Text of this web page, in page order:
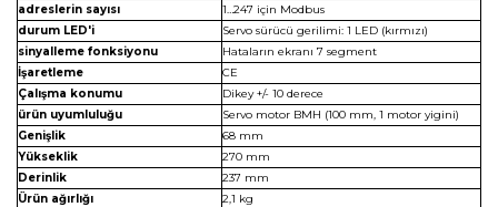
adreslerin sayısı
1…247 için Modbus
durum LED'i
Servo sürücü gerilimi: 1 LED (kırmızı)
sinyalleme fonksiyonu
Hataların ekranı 7 segment
İşaretleme
CE
Çalışma konumu
Dikey +/- 10 derece
ürün uyumluluğu
Servo motor BMH (100 mm, 1 motor yigini)
Genişlik
68 mm
Yükseklik
270 mm
Derinlik
237 mm
Ürün ağırlığı
2,1 kg